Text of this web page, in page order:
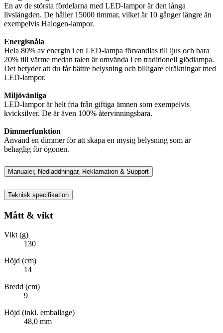
En av de största fördelarna med LED-lampor är den långa
livslängden. De håller 15000 timmar, vilket är 10 gånger längre än
exempelvis Halogen-lampor.
Energisnåla
Hela 80% av energin i en LED-lampa förvandlas till ljus och bara
20% till värme medan talen är omvända i en traditionell glödlampa.
Det betyder att du får bättre belysning och billigare elräkningar med
LED-lampor.
Miljövänliga
LED-lampor är helt fria från giftiga ämnen som exempelvis
kvicksilver. De är även 100% återvinningsbara.
Dimmerfunktion
Använd en dimmer för att skapa en mysig belysning som är
behaglig för ögonen.
Manualer, Nedladdningar, Reklamation & Support
Teknisk specifikation
Mått & vikt
Vikt (g)
130
Höjd (cm)
14
Bredd (cm)
9
Höjd (inkl. emballage)
48,0 mm